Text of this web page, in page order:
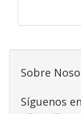
Sobre
Síguenos